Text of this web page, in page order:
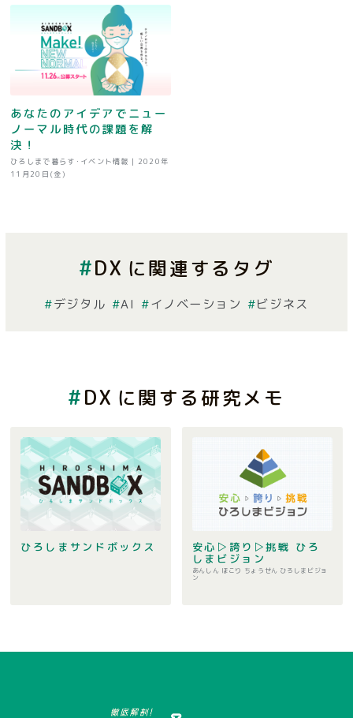
あなたのアイデアでニュー
ノーマル時代の課題を解
決！
ひろしまで暮らす･イベント情報 | 2020年
11月20日(金)
DX に関連するタグ
デジタル AI イノベーション ビジネス
DX に関する研究メモ
ひろしまサンドボックス
安心▷誇り▷挑戦 ひろ
しまビジョン
あんしん ほこり ちょうせん ひろしまビジョ
ン